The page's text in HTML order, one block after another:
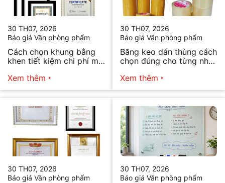
30 TH07, 2026
Báo giá Văn phòng phẩm
Cách chọn khung bằng
khen tiết kiệm chi phí mà
Xem thêm
30 TH07, 2026
Báo giá Văn phòng phẩm
Băng keo dán thùng cách
chọn đúng cho từng nhu
Xem thêm
30 TH07, 2026
Báo giá Văn phòng phẩm
30 TH07, 2026
Báo giá Văn phòng phẩm